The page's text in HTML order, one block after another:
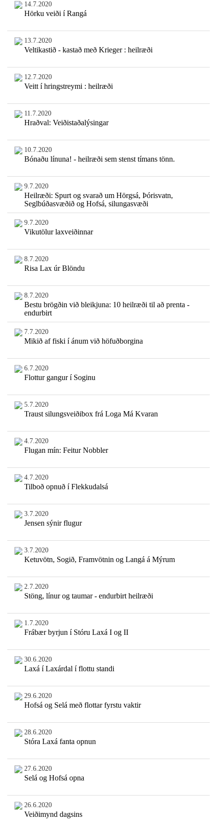
14.7.2020
Hörku veiði í Rangá
13.7.2020
Veltikastið - kastað með Krieger : heilræði
12.7.2020
Veitt í hringstreymi : heilræði
11.7.2020
Hraðval: Veiðistaðalýsingar
10.7.2020
Bónaðu línuna! - heilræði sem stenst tímans tönn.
9.7.2020
Heilræði: Spurt og svarað um Hörgsá, Þórisvatn,
Seglbúðasvæðið og Hofsá, silungasvæði
9.7.2020
Vikutölur laxveiðinnar
8.7.2020
Risa Lax úr Blöndu
8.7.2020
Bestu brögðin við bleikjuna: 10 heilræði til að prenta -
endurbirt
7.7.2020
Mikið af fiski í ánum við höfuðborgina
6.7.2020
Flottur gangur í Soginu
5.7.2020
Traust silungsveiðibox frá Loga Má Kvaran
4.7.2020
Flugan mín: Feitur Nobbler
4.7.2020
Tilboð opnuð í Flekkudalsá
3.7.2020
Jensen sýnir flugur
3.7.2020
Ketuvötn, Sogið, Framvötnin og Langá á Mýrum
2.7.2020
Stöng, línur og taumar - endurbirt heilræði
1.7.2020
Frábær byrjun í Stóru Laxá I og II
30.6.2020
Laxá í Laxárdal í flottu standi
29.6.2020
Hofsá og Selá með flottar fyrstu vaktir
28.6.2020
Stóra Laxá fanta opnun
27.6.2020
Selá og Hofsá opna
26.6.2020
Veiðimynd dagsins